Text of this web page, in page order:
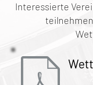
Interessierte